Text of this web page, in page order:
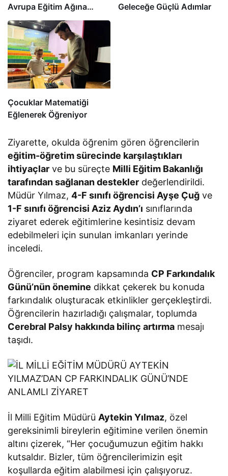
Avrupa Eğitim Ağına
Katıldı
Geleceğe Güçlü Adımlar
Çocuklar Matematiği
Eğlenerek Öğreniyor
Ziyarette, okulda öğrenim gören öğrencilerin
eğitim-öğretim sürecinde karşılaştıkları
ihtiyaçlar ve bu süreçte Milli Eğitim Bakanlığı
tarafından sağlanan destekler değerlendirildi.
Müdür Yılmaz,4-F sınıfı öğrencisi Ayşe Çuğ ve
1-F sınıfı öğrencisi Aziz Aydın’ı sınıflarında
ziyaret ederek eğitimlerine kesintisiz devam
edebilmeleri için sunulan imkanları yerinde
inceledi.
Öğrenciler, program kapsamında CP Farkındalık
Günü’nün önemine dikkat çekerek bu konuda
farkındalık oluşturacak etkinlikler gerçekleştirdi.
Öğrencilerin hazırladığı çalışmalar, toplumda
Cerebral Palsy hakkında bilinç artırma mesajı
taşıdı.
İl Milli Eğitim MüdürüAytekin Yılmaz, özel
gereksinimli bireylerin eğitimine verilen önemin
altını çizerek, “Her çocuğumuzun eğitim hakkı
kutsaldır. Bizler, tüm öğrencilerimizin eşit
koşullarda eğitim alabilmesi için çalışıyoruz.